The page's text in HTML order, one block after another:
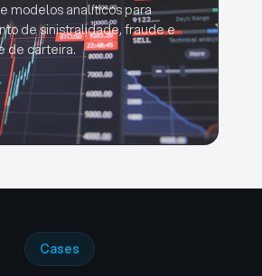
modelos analíticos para
de sinistralidade, fraude e
de carteira.
Cases